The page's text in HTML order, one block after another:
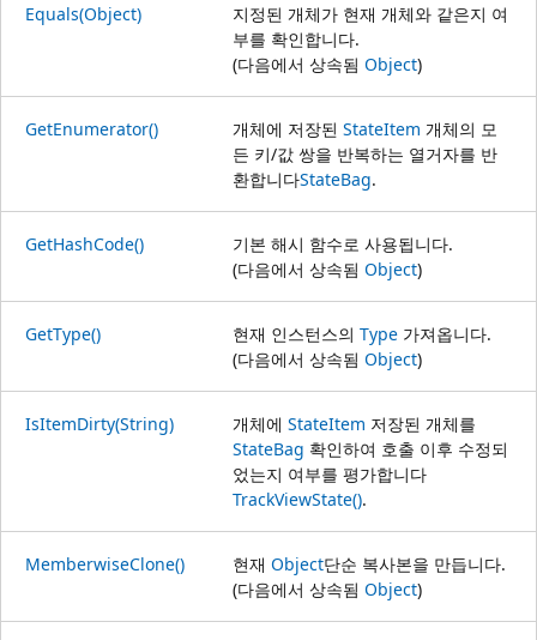
Equals(Object)
지정된 개체가 현재 개체와 같은지 여
부를 확인합니다.
(다음에서 상속됨 Object)
GetEnumerator() 개체에 저장된 StateItem 개체의 모
든 키/값 쌍을 반복하는 열거자를 반
환합니다StateBag.
GetHashCode()
기본 해시 함수로 사용됩니다.
(다음에서 상속됨 Object)
GetType() 현재 인스턴스의 Type 가져옵니다.
(다음에서 상속됨 Object)
IsItemDirty(String) 개체에 StateItem 저장된 개체를
StateBag 확인하여 호출 이후 수정되
었는지 여부를 평가합니다
TrackViewState().
MemberwiseClone() 현재 Object단순 복사본을 만듭니다.
(다음에서 상속됨 Object)